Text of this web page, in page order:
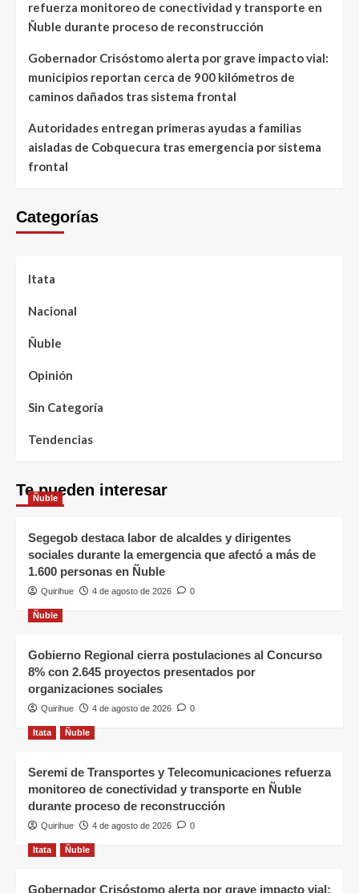
refuerza monitoreo de conectividad y transporte en
Ñuble durante proceso de reconstrucción
Gobernador Crisóstomo alerta por grave impacto vial:
municipios reportan cerca de 900 kilómetros de
caminos dañados tras sistema frontal
Autoridades entregan primeras ayudas a familias
aisladas de Cobquecura tras emergencia por sistema
frontal
Categorías
Itata
Nacional
Ñuble
Opinión
Sin Categoría
Tendencias
Te pueden interesar
Ñuble
Segegob destaca labor de alcaldes y dirigentes
sociales durante la emergencia que afectó a más de
1.600 personas en Ñuble
Quirihue 4 de agosto de 2026 0
Ñuble
Gobierno Regional cierra postulaciones al Concurso
8% con 2.645 proyectos presentados por
organizaciones sociales
Quirihue 4 de agosto de 2026 0
Itata Ñuble
Seremi de Transportes y Telecomunicaciones refuerza
monitoreo de conectividad y transporte en Ñuble
durante proceso de reconstrucción
Quirihue 4 de agosto de 2026 0
Itata Ñuble
Gobernador Crisóstomo alerta por grave impacto vial: